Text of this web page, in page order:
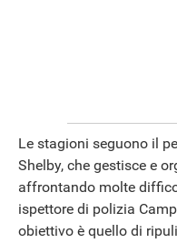
Le stagioni seguono il
Shelby, che gestisce e
affrontando molte
ispettore di polizia
obiettivo è quello di